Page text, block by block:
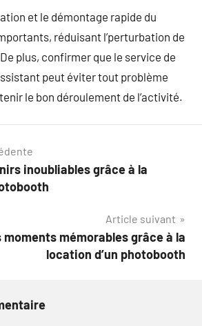
et le démontage rapide du
réduisant l’perturbation de
plus, confirmer que le service de
peut éviter tout problème
le bon déroulement de l’activité.
inoubliables grâce à la
Article suivant
moments mémorables grâce à la
location d’un photobooth